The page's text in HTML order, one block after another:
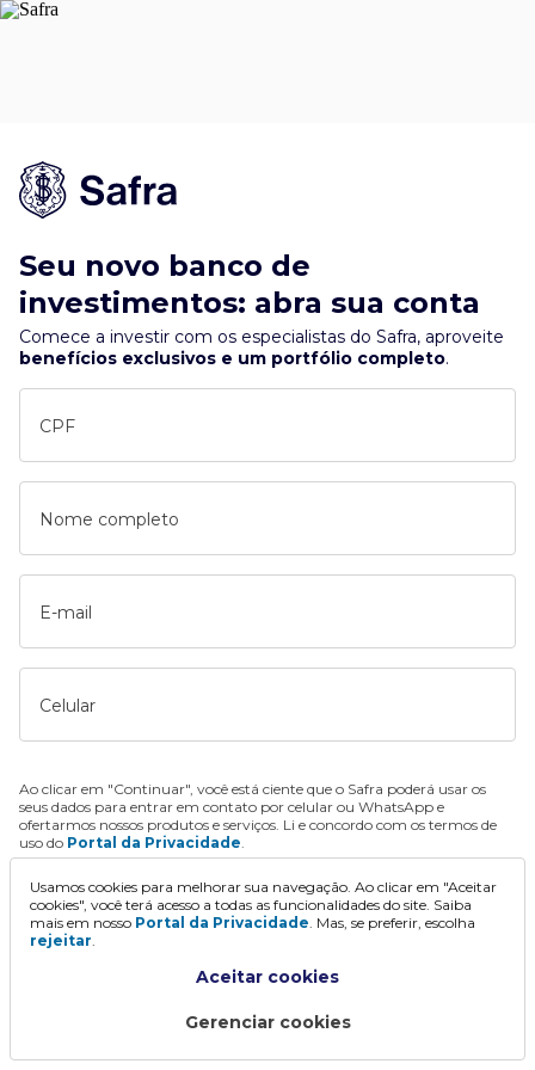
Seu novo banco de
investimentos: abra sua conta
Comece a investir com os especialistas do Safra, aproveite
benefícios exclusivos e um portfólio completo.
CPF
Nome completo
E-mail
Celular
Ao clicar em "Continuar", você está ciente que o Safra poderá usar os
seus dados para entrar em contato por celular ou WhatsApp e
ofertarmos nossos produtos e serviços. Li e concordo com os termos de
uso do Portal da Privacidade.
Continuar
Usamos cookies para melhorar sua navegação. Ao clicar em "Aceitar
cookies", você terá acesso a todas as funcionalidades do site. Saiba
mais em nosso Portal da Privacidade. Mas, se preferir, escolha
rejeitar.
Aceitar cookies
Gerenciar cookies